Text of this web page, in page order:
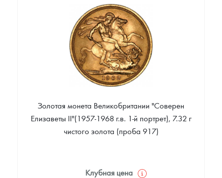
Цена выкупа
388 587 Руб.
Золотая монета Великобритании "Соверен
Елизаветы II"(1957-1968 г.в. 1-й портрет), 7.32 г
чистого золота (проба 917)
Клубная цена